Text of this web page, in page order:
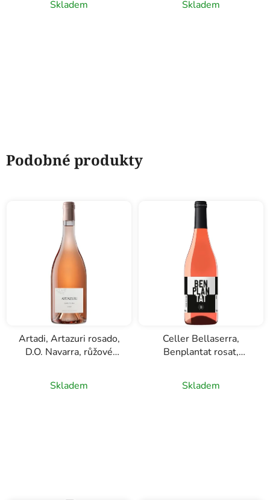
Skladem Skladem
Podobné produkty
Artadi, Artazuri rosado,
D.O. Navarra, růžové
Skladem
Celler Bellaserra,
Benplantat rosat,
0,75l
Skladem